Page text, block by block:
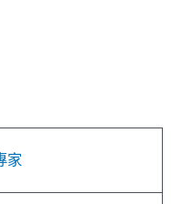
家